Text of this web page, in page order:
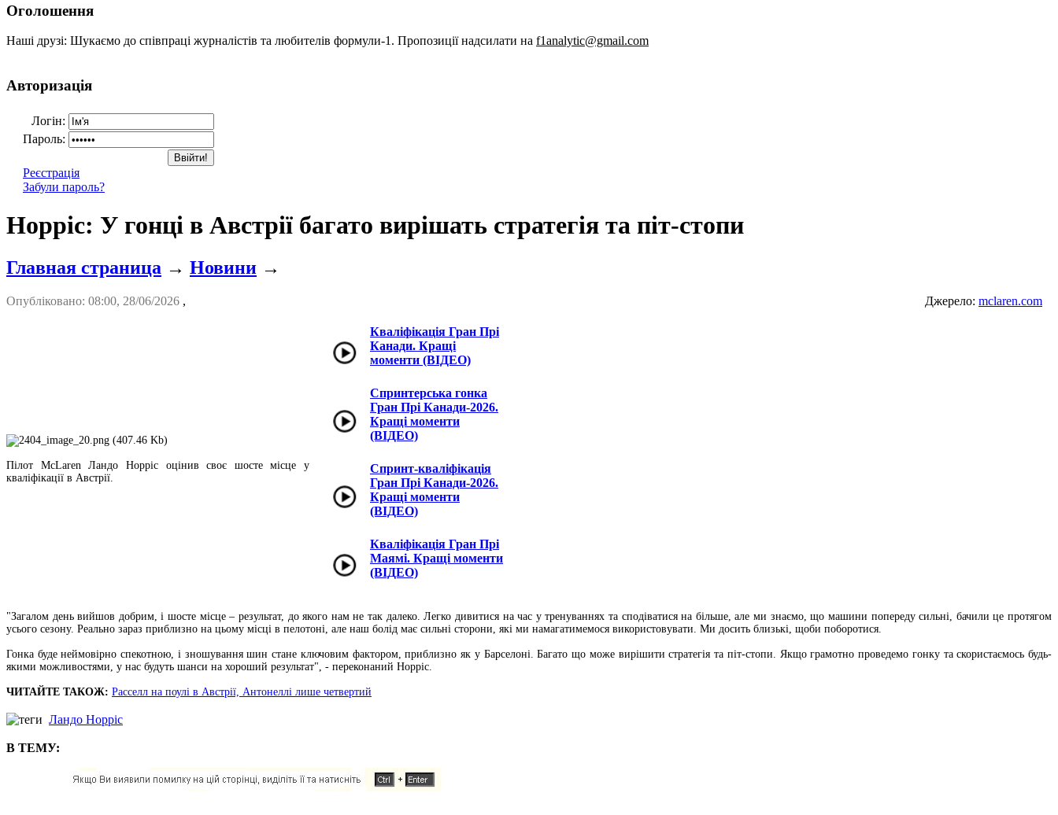
Оголошення
Наші друзі: Шукаємо до співпраці журналістів та любителів формули-1. Пропозиції надсилати на f1analytic@gmail.com
Авторизація
Логін:
Пароль:
Реєстрація
Забули пароль?
Норріс: У гонці в Австрії багато вирішать стратегія та піт-стопи
Главная страница → Новини →
Опубліковано: 08:00, 28/06/2026 , Джерело: mclaren.com
Пілот McLaren Ландо Норріс оцінив своє шосте місце у
кваліфікації в Австрії.
Кваліфікація Гран Прі
Канади. Кращі
моменти (ВІДЕО)
Спринтерська гонка
Гран Прі Канади-2026.
Кращі моменти
(ВІДЕО)
Спринт-кваліфікація
Гран Прі Канади-2026.
Кращі моменти
(ВІДЕО)
Кваліфікація Гран Прі
Маямі. Кращі моменти
(ВІДЕО)
"Загалом день вийшов добрим, і шосте місце – результат, до якого нам не так далеко. Легко дивитися на час у тренуваннях та сподіватися на більше, але ми знаємо, що машини попереду сильні, бачили це протягом
усього сезону. Реально зараз приблизно на цьому місці в пелотоні, але наш болід має сильні сторони, які ми намагатимемося використовувати. Ми досить близькі, щоби поборотися.
Гонка буде неймовірно спекотною, і зношування шин стане ключовим фактором, приблизно як у Барселоні. Багато що може вирішити стратегія та піт-стопи. Якщо грамотно проведемо гонку та скористаємось будь-
якими можливостями, у нас будуть шанси на хороший результат", - переконаний Норріс.
ЧИТАЙТЕ ТАКОЖ: Расселл на поулі в Австрії, Антонеллі лише четвертий
Ландо Норріс
В ТЕМУ: